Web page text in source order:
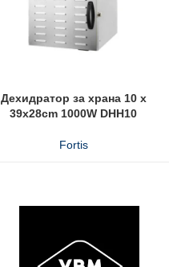
Дехидратор за храна 10 x
39x28cm 1000W DHH10
Fortis